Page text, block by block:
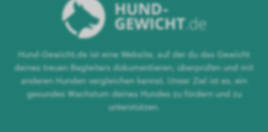
Hund-Gewicht.de ist eine Website, auf der du das Gewicht
deines treuen Begleiters dokumentieren, überprüfen und mit
anderen Hunden vergleichen kannst. Unser Ziel ist es, ein
gesundes Wachstum deines Hundes zu fördern und zu
unterstützen.